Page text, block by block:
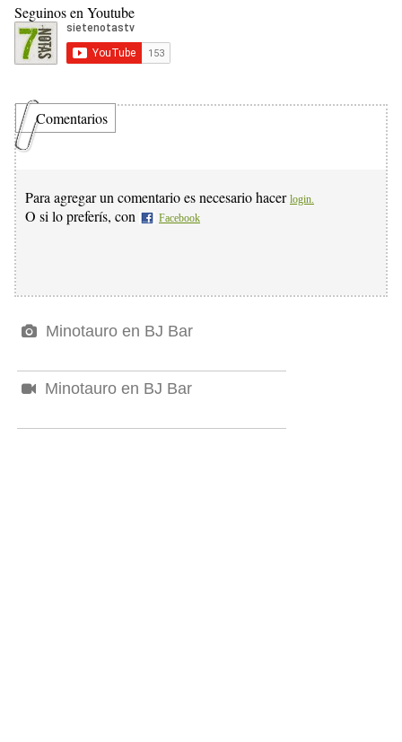
Seguinos en Youtube
Comentarios
Para agregar un comentario es necesario hacer login.
O si lo preferís, con Facebook
Minotauro en BJ Bar
Minotauro en BJ Bar